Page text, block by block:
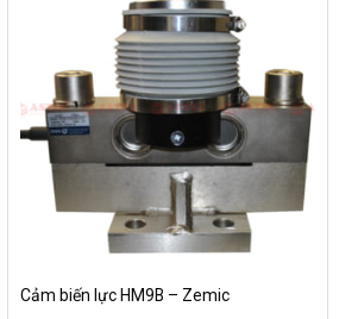
Cảm biến lực HM9B – Zemic